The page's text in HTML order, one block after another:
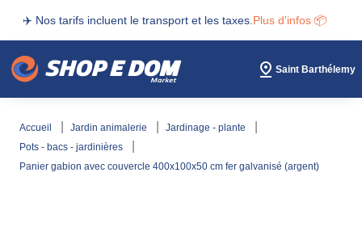
✈️ Nos tarifs incluent le transport et les taxes. Plus d'infos 📦
Saint Barthélemy
accueil jardin animalerie
jardinage - plante
pots - bacs - jardinières
panier gabion avec couvercle 400x100x50 cm fer galvanisé (argent)